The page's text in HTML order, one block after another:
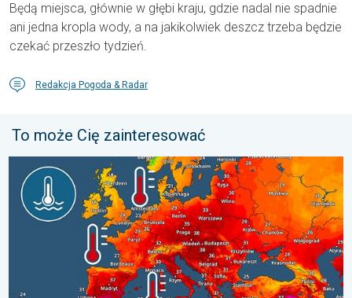
Będą miejsca, głównie w głębi kraju, gdzie nadal nie spadnie
ani jedna kropla wody, a na jakikolwiek deszcz trzeba będzie
czekać przeszło tydzień.
Redakcja Pogoda & Radar
To może Cię zainteresować
Europejskie morza są nadzwyczaj ciepłe. Do blisko 30